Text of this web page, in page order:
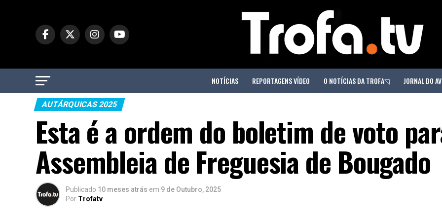
NOTÍCIAS REPORTAGENS VÍDEO O NOTÍCIAS DA TROFA◹ JORNAL DO
AUTÁRQUICAS 2025
Esta é a ordem do boletim de voto
Assembleia de Freguesia de Bougado
Publicado 10 meses atrás em 9 de Outubro, 2025
Por Trofatv